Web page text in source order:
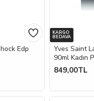
Edp
KARGO
BEDAVA
Yves Saint
90ml Kadın
849,00TL